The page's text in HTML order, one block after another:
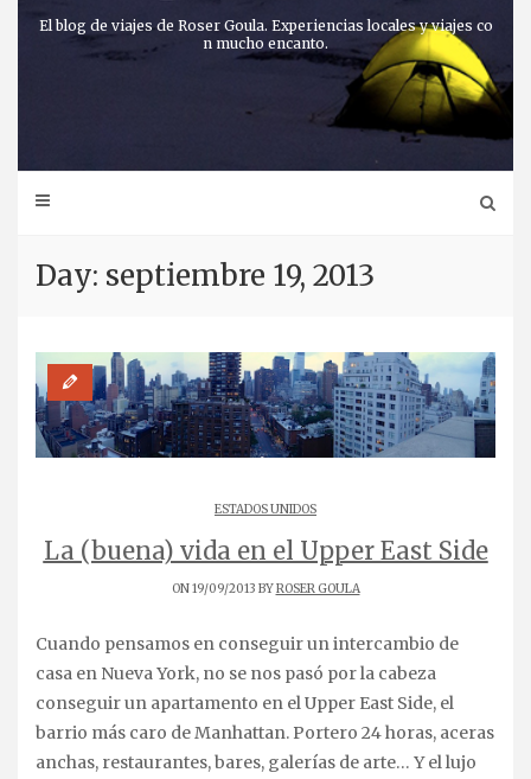
El blog de viajes de Roser Goula. Experiencias locales y viajes co
n mucho encanto.
Day: septiembre 19, 2013
ESTADOS UNIDOS
La (buena) vida en el Upper East Side
ON 19/09/2013 BYROSER GOULA
Cuando pensamos en conseguir un intercambio de
casa en Nueva York, no se nos pasó por la cabeza
conseguir un apartamento en el Upper East Side, el
barrio más caro de Manhattan. Portero 24 horas, aceras
anchas, restaurantes, bares, galerías de arte… Y el lujo